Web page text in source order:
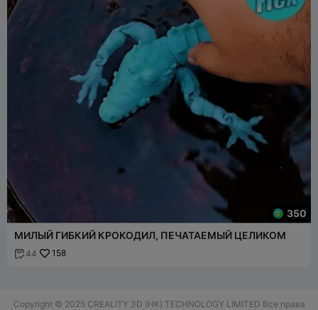
350
МИЛЫЙ ГИБКИЙ КРОКОДИЛ, ПЕЧАТАЕМЫЙ ЦЕЛИКОМ
 44 158
Copyright © 2025 CREALITY 3D (HK) TECHNOLOGY LIMITED Все права